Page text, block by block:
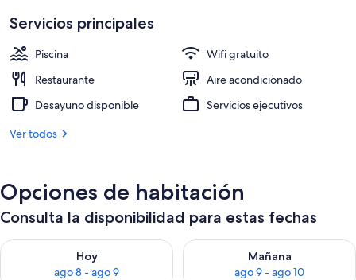
Exterior
Servicios principales
Piscina
Wifi gratuito
Restaurante
Aire acondicionado
Desayuno disponible
Servicios ejecutivos
Ver todos
Opciones de habitación
Consulta la disponibilidad para estas fechas
Hoy
ago 8 - ago 9
Consulta la disponibilidad para hoy ago 8 - ago 9
Mañana
ago 9 - ago 10
Consulta la disponibilidad